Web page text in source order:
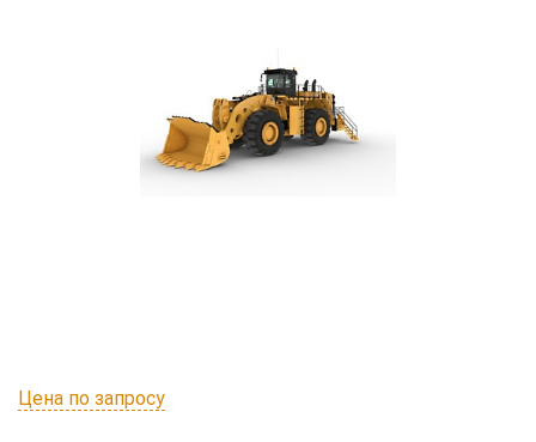
Цена по запросу